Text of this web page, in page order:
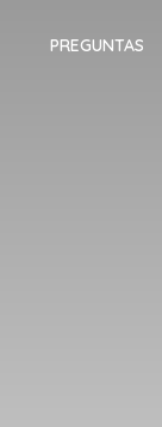
PREGUNTAS